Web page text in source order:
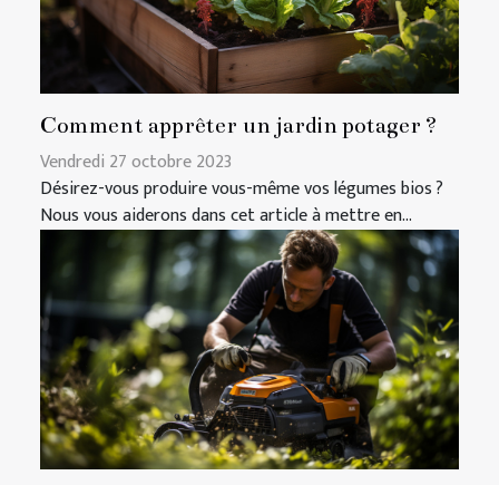
Comment apprêter un jardin potager ?
Vendredi 27 octobre 2023
Désirez-vous produire vous-même vos légumes bios ?
Nous vous aiderons dans cet article à mettre en...